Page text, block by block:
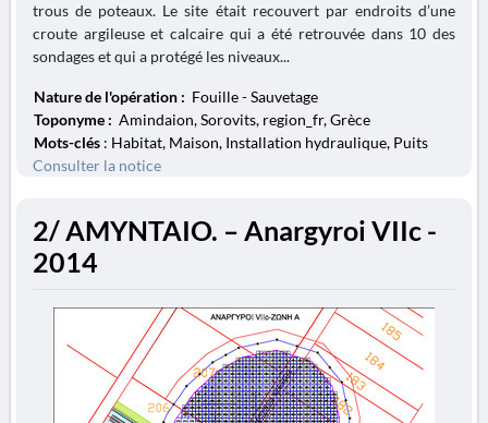
trous de poteaux. Le site était recouvert par endroits d’une
croute argileuse et calcaire qui a été retrouvée dans 10 des
sondages et qui a protégé les niveaux...
Nature de l'opération : Fouille - Sauvetage
Toponyme : Amindaion, Sorovits, region_fr, Grèce
Mots-clés : Habitat, Maison, Installation hydraulique, Puits
Consulter la notice
2/ AMYNTAIO. – Anargyroi VIIc -
2014